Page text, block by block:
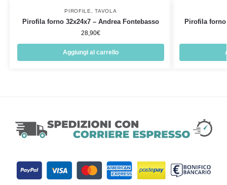
PIROFILE ,TAVOLA
Pirofila forno 32x24x7 – Andrea Fontebasso
28,90€
Aggiungi al carrello
Pirofila forno